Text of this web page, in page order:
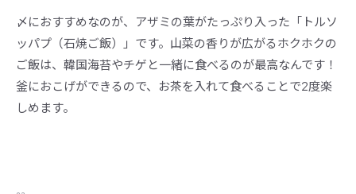
〆におすすめなのが、アザミの葉がたっぷり入った「トルソ
ッパプ（石焼ご飯）」です。山菜の香りが広がるホクホクの
ご飯は、韓国海苔やチゲと一緒に食べるのが最高なんです！
釜におこげができるので、お茶を入れて食べることで2度楽
しめます。